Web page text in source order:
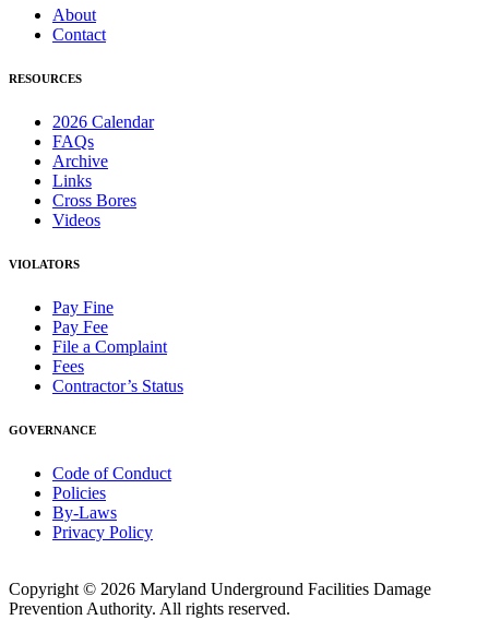
About
Contact
RESOURCES
2026 Calendar
FAQs
Archive
Links
Cross Bores
Videos
VIOLATORS
Pay Fine
Pay Fee
File a Complaint
Fees
Contractor’s Status
GOVERNANCE
Code of Conduct
Policies
By-Laws
Privacy Policy
Copyright © 2026 Maryland Underground Facilities Damage
Prevention Authority. All rights reserved.